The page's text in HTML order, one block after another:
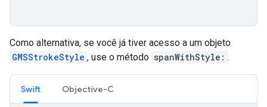
Como alternativa, se você já tiver acesso a um objeto
GMSStrokeStyle , use o método spanWithStyle: .
Swift Objective-C